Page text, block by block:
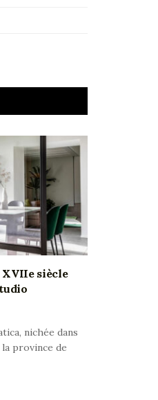
XVIIe siècle
nichée dans
province de